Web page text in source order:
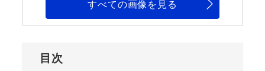
すべての画像を見る
目次